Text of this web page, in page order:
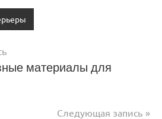
материалы для
Следующая запись